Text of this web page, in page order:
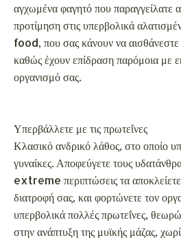
γυναίκες. Αποφεύγετε τους
extreme περιπτώσεις τα
διατροφή σας, και φορτώνετε τον
υπερβολικά πολλές πρωτεΐνες,
στην ανάπτυξη της μυϊκής μάζας,
περιέχουν επίσης σε μεγάλο ποσοστό
καθώς και θερμίδες. Η λύση είναι
έχουν κουραστεί να επαναλαμβάνουν:
πλούσια σε φρούτα και λαχανικά,
υπερβολές.